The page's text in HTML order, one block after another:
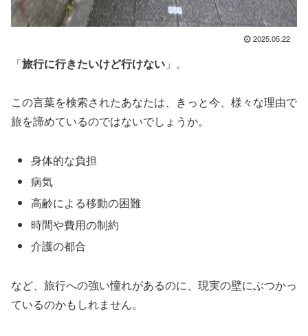
2025.05.22
「旅行に行きたいけど行けない 」。
この言葉を検索されたあなたは、きっと今、様々な理由で
旅を諦めているのではないでしょうか。
身体的な負担
病気
高齢による移動の困難
時間や費用の制約
介護の都合
など、旅行への強い憧れがあるのに、現実の壁にぶつかっ
ているのかもしれません。